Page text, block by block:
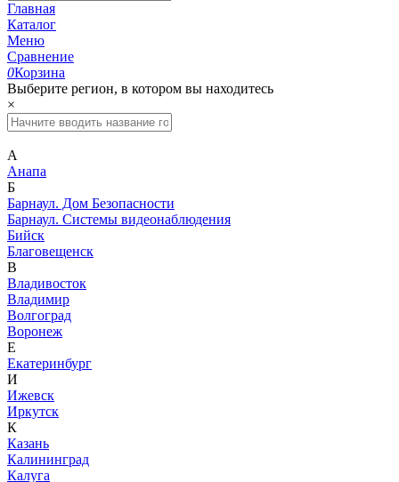
Главная
Каталог
Меню
Сравнение
0Корзина
Выберите регион, в котором вы находитесь
×
А
Анапа
Б
Барнаул. Дом Безопасности
Барнаул. Системы видеонаблюдения
Бийск
Благовещенск
В
Владивосток
Владимир
Волгоград
Воронеж
Е
Екатеринбург
И
Ижевск
Иркутск
К
Казань
Калининград
Калуга